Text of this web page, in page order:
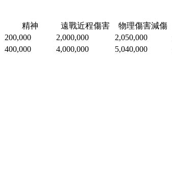
精神 遠戰近程傷害 物理傷害減傷
200,000 2,000,000 2,050,000
400,000 4,000,000 5,040,000